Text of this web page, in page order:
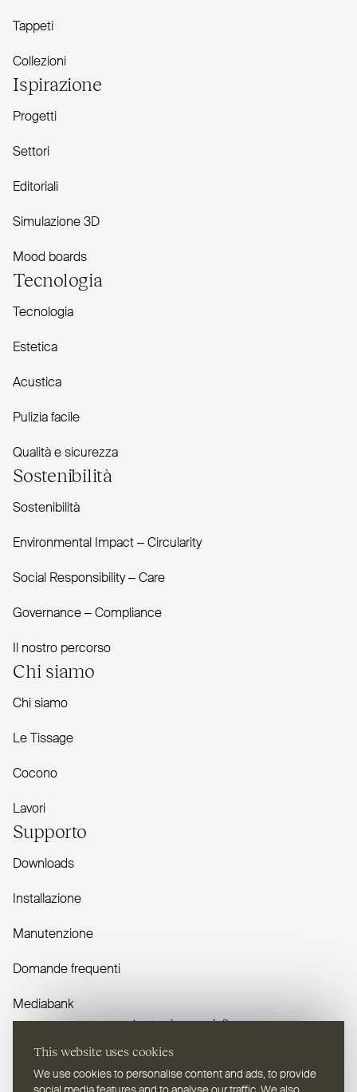
This website uses cookies
We use cookies to personalise content and ads, to provide
Tappeti
Collezioni
Ispirazione
Progetti
Settori
Editoriali
Simulazione 3D
Mood boards
Tecnologia
Tecnologia
Estetica
Acustica
Pulizia facile
Qualità e sicurezza
Sostenibilità
Sostenibilità
Envi­ronmental Impact – Cir­cularity
Social Responsibility – Care
Governance – Com­pliance
Il nostro percorso
Chi siamo
Chi siamo
Le Tissage
Cocono
Lavori
Supporto
Downloads
Installazione
Manutenzione
Domande frequenti
Mediabank
Avete domande?